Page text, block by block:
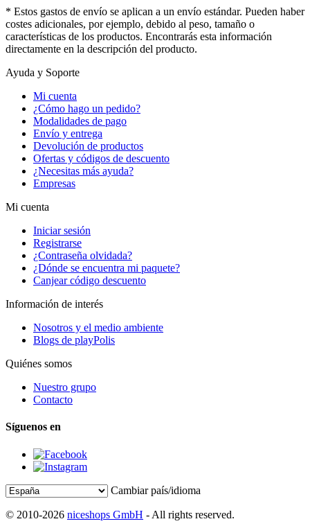
* Estos gastos de envío se aplican a un envío estándar. Pueden haber
costes adicionales, por ejemplo, debido al peso, tamaño o
características de los productos. Encontrarás esta información
directamente en la descripción del producto.
Ayuda y Soporte
Mi cuenta
¿Cómo hago un pedido?
Modalidades de pago
Envío y entrega
Devolución de productos
Ofertas y códigos de descuento
¿Necesitas más ayuda?
Empresas
Mi cuenta
Iniciar sesión
Registrarse
¿Contraseña olvidada?
¿Dónde se encuentra mi paquete?
Canjear código descuento
Información de interés
Nosotros y el medio ambiente
Blogs de playPolis
Quiénes somos
Nuestro grupo
Contacto
Síguenos en
Cambiar país/idioma
© 2010-2026 niceshops GmbH - All rights reserved.